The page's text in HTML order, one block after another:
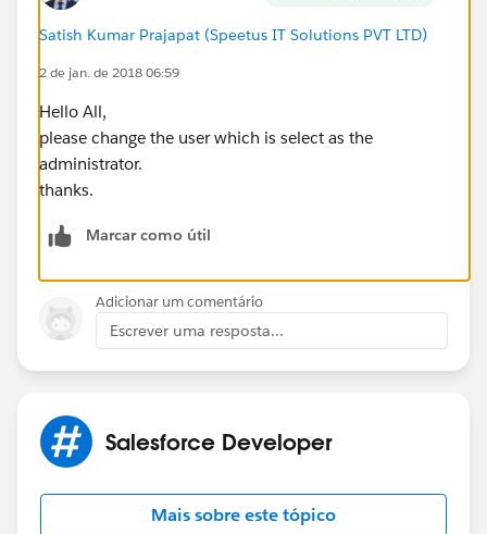
Satish Kumar Prajapat (Speetus IT Solutions PVT LTD)
2 de jan. de 2018 06:59
Hello All,
please change the user which is select as the
administrator.
thanks.
Marcar como útil
Adicionar um comentário
Escrever uma resposta...
Salesforce Developer
Mais sobre este tópico